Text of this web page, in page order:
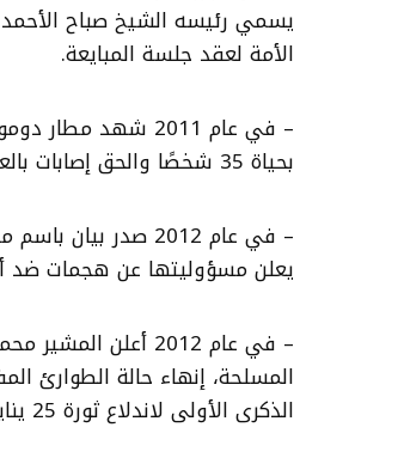
يسمي رئيسه الشيخ صباح الأحمد
الأمة لعقد جلسة المبايعة.
– في عام 2011
بحياة 35 شخصًا والحق إصابات بالعشرات.
– في عام 2012 صدر
يعلن مسؤوليتها عن هجمات
– في عام 2012
الذكرى الأولى لاندلاع ثورة 25 يناير.